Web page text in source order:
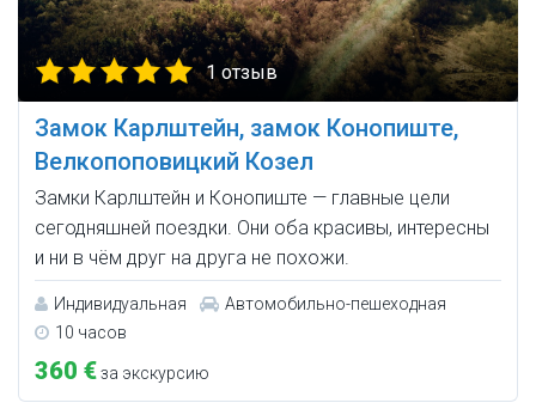
1 отзыв
Замок Карлштейн, замок Конопиште,
Велкопоповицкий Козел
Замки Карлштейн и Конопиште — главные цели
сегодняшней поездки. Они оба красивы, интересны
и ни в чём друг на друга не похожи.
Индивидуальная
Автомобильно-пешеходная
10 часов
360 €за экскурсию